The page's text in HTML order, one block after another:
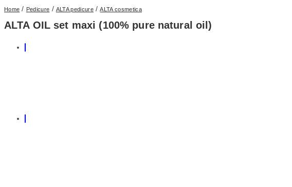
Home / Pedicure / ALTA pedicure / ALTA cosmetica
ALTA OIL set maxi (100% pure natural oil)